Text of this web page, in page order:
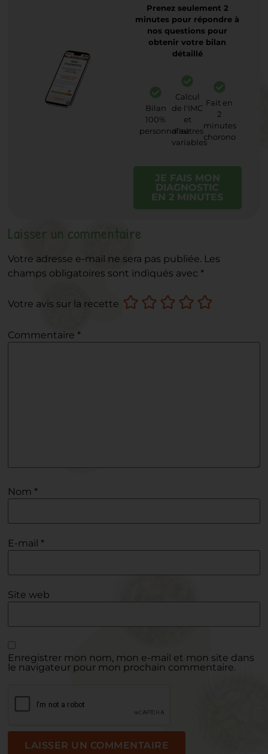
Prenez seulement 2
minutes pour répondre à
nos questions pour
obtenir votre bilan
détaillé
Bilan
100%
personnalisé
Calcul
de l'IMC
et
d'autres
variables
Fait en
2
minutes
chorono
JE FAIS MON
DIAGNOSTIC
EN 2 MINUTES
Laisser un commentaire
Votre adresse e-mail ne sera pas publiée. Les
champs obligatoires sont indiqués avec *
Votre avis sur la recette
Commentaire *
Nom *
E-mail *
Site web
Enregistrer mon nom, mon e-mail et mon site dans
le navigateur pour mon prochain commentaire.